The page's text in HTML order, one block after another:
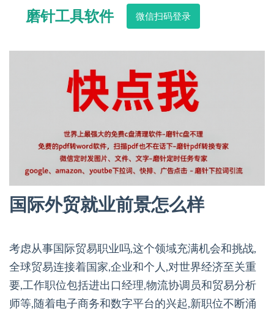
磨针工具软件 微信扫码登录
国际外贸就业前景怎么样
考虑从事国际贸易职业吗,这个领域充满机会和挑战,
全球贸易连接着国家,企业和个人,对世界经济至关重
要,工作职位包括进出口经理,物流协调员和贸易分析
师等,随着电子商务和数字平台的兴起,新职位不断涌